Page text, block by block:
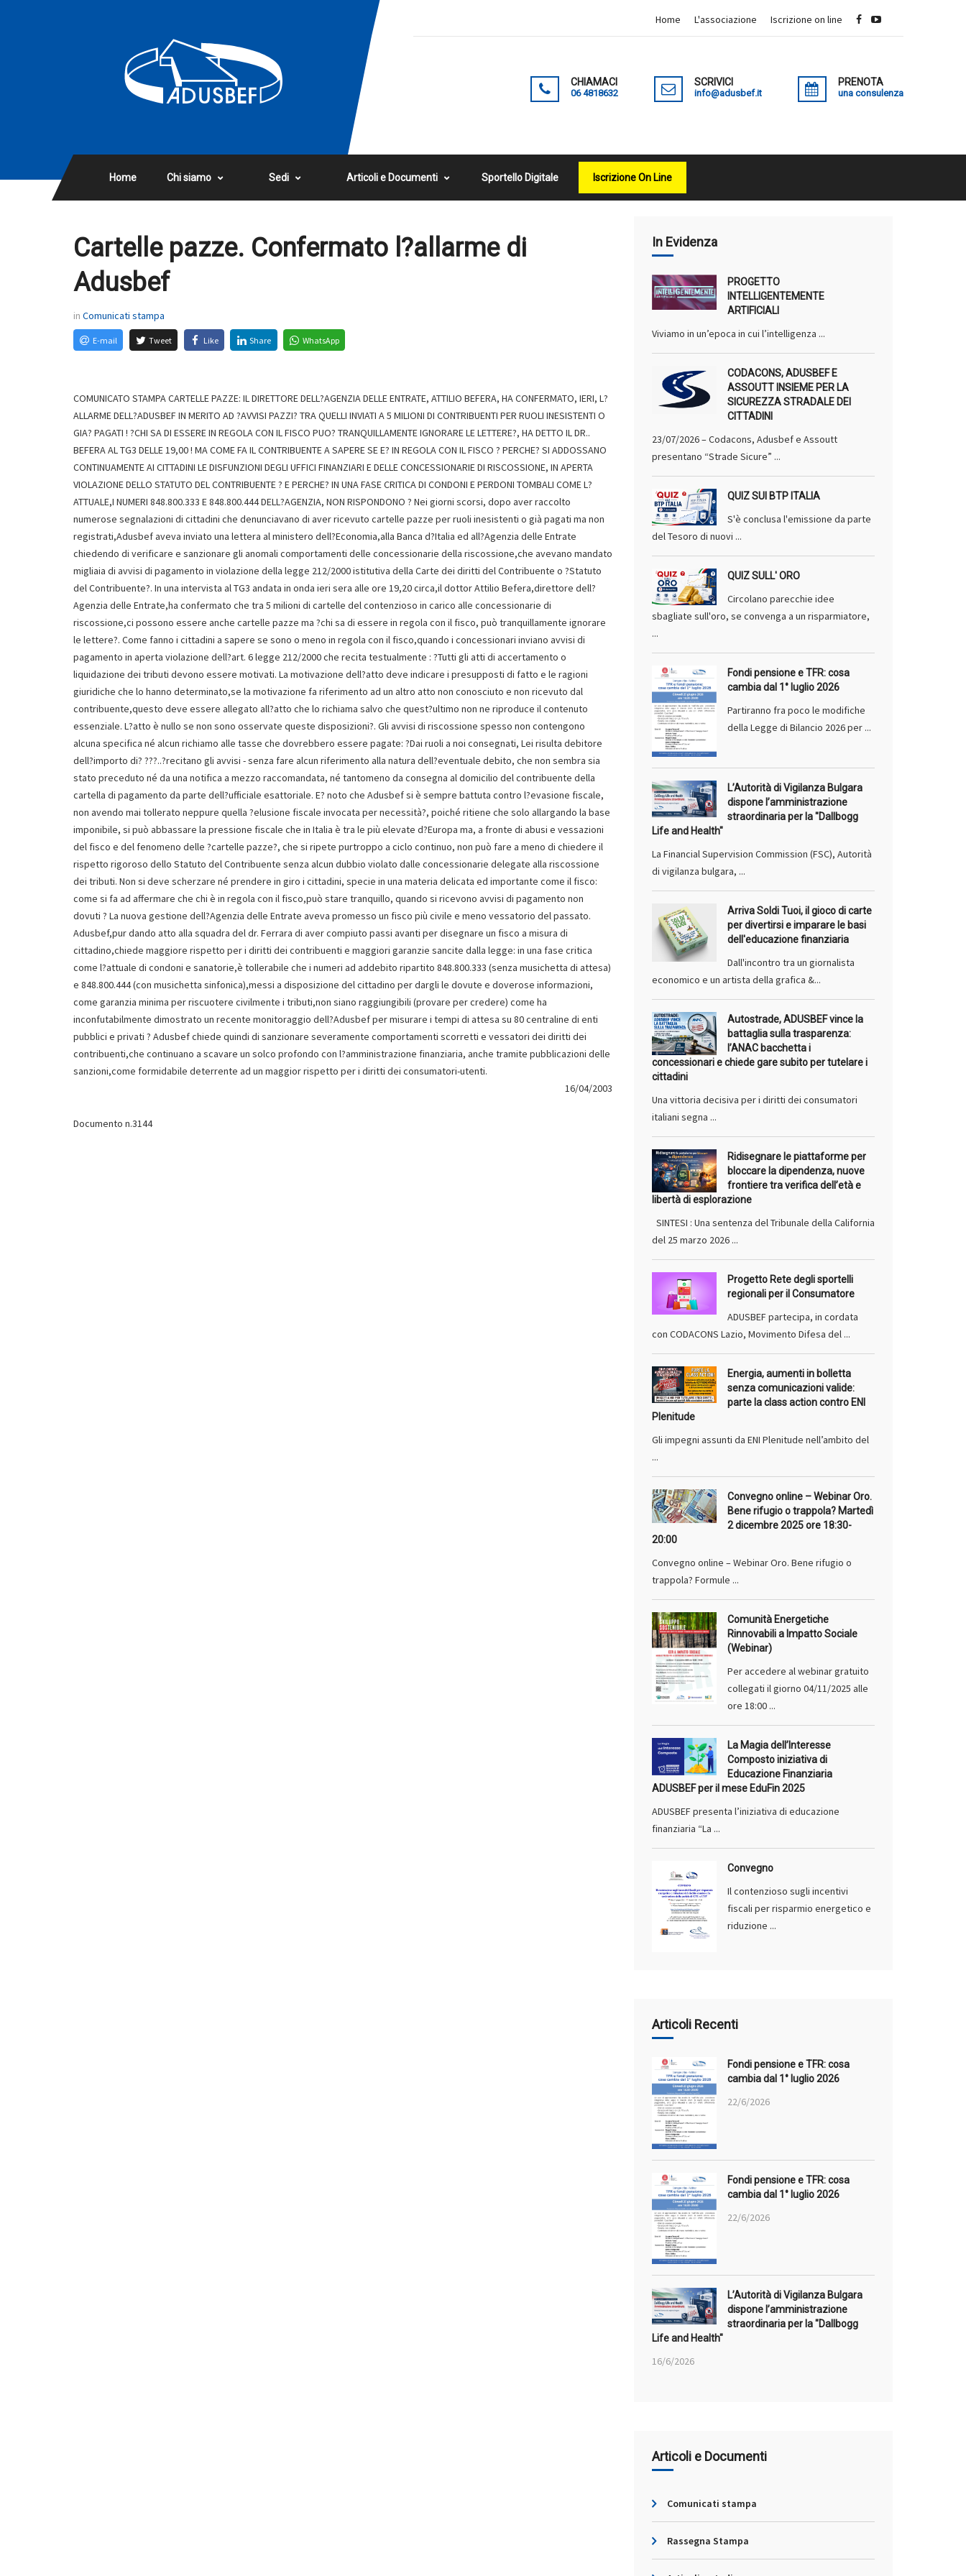
Home L'associazione Iscrizione on line
CHIAMACI
06 4818632
SCRIVICI
info@adusbef.it
PRENOTA
una consulenza
Home Chi siamo Sedi Articoli e Documenti Sportello Digitale Iscrizione On Line
X
Cartelle pazze. Confermato l?allarme di
Adusbef
in Comunicati stampa
E-mail Tweet Like Share WhatsApp
COMUNICATO STAMPA CARTELLE PAZZE: IL DIRETTORE DELL?AGENZIA DELLE ENTRATE, ATTILIO BEFERA, HA CONFERMATO, IERI, L?
ALLARME DELL?ADUSBEF IN MERITO AD ?AVVISI PAZZI? TRA QUELLI INVIATI A 5 MILIONI DI CONTRIBUENTI PER RUOLI INESISTENTI O
GIA? PAGATI ! ?CHI SA DI ESSERE IN REGOLA CON IL FISCO PUO? TRANQUILLAMENTE IGNORARE LE LETTERE?, HA DETTO IL DR..
BEFERA AL TG3 DELLE 19,00 ! MA COME FA IL CONTRIBUENTE A SAPERE SE E? IN REGOLA CON IL FISCO ? PERCHE? SI ADDOSSANO
CONTINUAMENTE AI CITTADINI LE DISFUNZIONI DEGLI UFFICI FINANZIARI E DELLE CONCESSIONARIE DI RISCOSSIONE, IN APERTA
VIOLAZIONE DELLO STATUTO DEL CONTRIBUENTE ? E PERCHE? IN UNA FASE CRITICA DI CONDONI E PERDONI TOMBALI COME L?
ATTUALE,I NUMERI 848.800.333 E 848.800.444 DELL?AGENZIA, NON RISPONDONO ? Nei giorni scorsi, dopo aver raccolto
numerose segnalazioni di cittadini che denunciavano di aver ricevuto cartelle pazze per ruoli inesistenti o già pagati ma non
registrati,Adusbef aveva inviato una lettera al ministero dell?Economia,alla Banca d?Italia ed all?Agenzia delle Entrate
chiedendo di verificare e sanzionare gli anomali comportamenti delle concessionarie della riscossione,che avevano mandato
migliaia di avvisi di pagamento in violazione della legge 212/2000 istitutiva della Carte dei diritti del Contribuente o ?Statuto
del Contribuente?. In una intervista al TG3 andata in onda ieri sera alle ore 19,20 circa,il dottor Attilio Befera,direttore dell?
Agenzia delle Entrate,ha confermato che tra 5 milioni di cartelle del contenzioso in carico alle concessionarie di
riscossione,ci possono essere anche cartelle pazze ma ?chi sa di essere in regola con il fisco, può tranquillamente ignorare
le lettere?. Come fanno i cittadini a sapere se sono o meno in regola con il fisco,quando i concessionari inviano avvisi di
pagamento in aperta violazione dell?art. 6 legge 212/2000 che recita testualmente : ?Tutti gli atti di accertamento o
liquidazione dei tributi devono essere motivati. La motivazione dell?atto deve indicare i presupposti di fatto e le ragioni
giuridiche che lo hanno determinato,se la motivazione fa riferimento ad un altro atto non conosciuto e non ricevuto dal
contribuente,questo deve essere allegato all?atto che lo richiama salvo che quest?ultimo non ne riproduce il contenuto
essenziale. L?atto è nullo se non sono osservate queste disposizioni?. Gli avvisi di riscossione spesso non contengono
alcuna specifica né alcun richiamo alle tasse che dovrebbero essere pagate: ?Dai ruoli a noi consegnati, Lei risulta debitore
dell?importo di? ???..?recitano gli avvisi - senza fare alcun riferimento alla natura dell?eventuale debito, che non sembra sia
stato preceduto né da una notifica a mezzo raccomandata, né tantomeno da consegna al domicilio del contribuente della
cartella di pagamento da parte dell?ufficiale esattoriale. E? noto che Adusbef si è sempre battuta contro l?evasione fiscale,
non avendo mai tollerato neppure quella ?elusione fiscale invocata per necessità?, poiché ritiene che solo allargando la base
imponibile, si può abbassare la pressione fiscale che in Italia è tra le più elevate d?Europa ma, a fronte di abusi e vessazioni
del fisco e del fenomeno delle ?cartelle pazze?, che si ripete purtroppo a ciclo continuo, non può fare a meno di chiedere il
rispetto rigoroso dello Statuto del Contribuente senza alcun dubbio violato dalle concessionarie delegate alla riscossione
dei tributi. Non si deve scherzare né prendere in giro i cittadini, specie in una materia delicata ed importante come il fisco:
come si fa ad affermare che chi è in regola con il fisco,può stare tranquillo, quando si ricevono avvisi di pagamento non
dovuti ? La nuova gestione dell?Agenzia delle Entrate aveva promesso un fisco più civile e meno vessatorio del passato.
Adusbef,pur dando atto alla squadra del dr. Ferrara di aver compiuto passi avanti per disegnare un fisco a misura di
cittadino,chiede maggiore rispetto per i diritti dei contribuenti e maggiori garanzie sancite dalla legge: in una fase critica
come l?attuale di condoni e sanatorie,è tollerabile che i numeri ad addebito ripartito 848.800.333 (senza musichetta di attesa)
e 848.800.444 (con musichetta sinfonica),messi a disposizione del cittadino per dargli le dovute e doverose informazioni,
come garanzia minima per riscuotere civilmente i tributi,non siano raggiungibili (provare per credere) come ha
inconfutabilmente dimostrato un recente monitoraggio dell?Adusbef per misurare i tempi di attesa su 80 centraline di enti
pubblici e privati ? Adusbef chiede quindi di sanzionare severamente comportamenti scorretti e vessatori dei diritti dei
contribuenti,che continuano a scavare un solco profondo con l?amministrazione finanziaria, anche tramite pubblicazioni delle
sanzioni,come formidabile deterrente ad un maggior rispetto per i diritti dei consumatori-utenti.
16/04/2003
Documento n.3144
In Evidenza
PROGETTO
INTELLIGENTEMENTE
ARTIFICIALI
Viviamo in un’epoca in cui l’intelligenza ...
CODACONS, ADUSBEF E
ASSOUTT INSIEME PER LA
SICUREZZA STRADALE DEI
CITTADINI
23/07/2026 – Codacons, Adusbef e Assoutt
presentano “Strade Sicure” ...
QUIZ SUI BTP ITALIA
S'è conclusa l'emissione da parte
del Tesoro di nuovi ...
QUIZ SULL' ORO
Circolano parecchie idee
sbagliate sull'oro, se convenga a un risparmiatore,
...
Fondi pensione e TFR: cosa
cambia dal 1° luglio 2026
Partiranno fra poco le modifiche
della Legge di Bilancio 2026 per ...
L’Autorità di Vigilanza Bulgara
dispone l’amministrazione
straordinaria per la "Dallbogg
Life and Health"
La Financial Supervision Commission (FSC), Autorità
di vigilanza bulgara, ...
Arriva Soldi Tuoi, il gioco di carte
per divertirsi e imparare le basi
dell'educazione finanziaria
Dall'incontro tra un giornalista
economico e un artista della grafica &...
Autostrade, ADUSBEF vince la
battaglia sulla trasparenza:
l’ANAC bacchetta i
concessionari e chiede gare subito per tutelare i
cittadini
Una vittoria decisiva per i diritti dei consumatori
italiani segna ...
Ridisegnare le piattaforme per
bloccare la dipendenza, nuove
frontiere tra verifica dell’età e
libertà di esplorazione
SINTESI : Una sentenza del Tribunale della California
del 25 marzo 2026 ...
Progetto Rete degli sportelli
regionali per il Consumatore
ADUSBEF partecipa, in cordata
con CODACONS Lazio, Movimento Difesa del ...
Energia, aumenti in bolletta
senza comunicazioni valide:
parte la class action contro ENI
Plenitude
Gli impegni assunti da ENI Plenitude nell’ambito del
...
Convegno online – Webinar Oro.
Bene rifugio o trappola? Martedì
2 dicembre 2025 ore 18:30-
20:00
Convegno online – Webinar Oro. Bene rifugio o
trappola? Formule ...
Comunità Energetiche
Rinnovabili a Impatto Sociale
(Webinar)
Per accedere al webinar gratuito
collegati il giorno 04/11/2025 alle
ore 18:00 ...
La Magia dell’Interesse
Composto iniziativa di
Educazione Finanziaria
ADUSBEF per il mese EduFin 2025
ADUSBEF presenta l’iniziativa di educazione
finanziaria “La ...
Convegno
Il contenzioso sugli incentivi
fiscali per risparmio energetico e
riduzione ...
Articoli Recenti
Fondi pensione e TFR: cosa
cambia dal 1° luglio 2026
22/6/2026
Fondi pensione e TFR: cosa
cambia dal 1° luglio 2026
22/6/2026
L’Autorità di Vigilanza Bulgara
dispone l’amministrazione
straordinaria per la "Dallbogg
Life and Health"
16/6/2026
Articoli e Documenti
Comunicati stampa
Rassegna Stampa